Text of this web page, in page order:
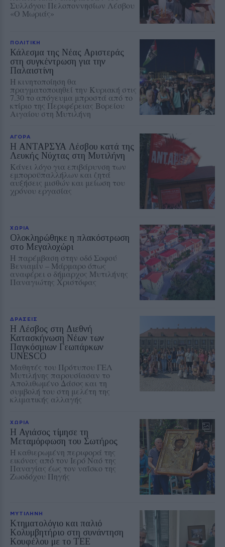
Συλλόγου Πελοποννησίων Λέσβου
«Ο Μωριάς»
ΠΟΛΙΤΙΚΗ
Κάλεσμα της Νέας Αριστεράς
στη συγκέντρωση για την
Παλαιστίνη
Η κινητοποίηση θα
πραγματοποιηθεί την Κυριακή στις
7.30 το απόγευμα μπροστά από το
κτίριο της Περιφέρειας Βορείου
Αιγαίου στη Μυτιλήνη
ΑΓΟΡΑ
Η ΑΝΤΑΡΣΥΑ Λέσβου κατά της
Λευκής Νύχτας στη Μυτιλήνη
Κάνει λόγο για επιβάρυνση των
εμποροϋπαλλήλων και ζητά
αυξήσεις μισθών και μείωση του
χρόνου εργασίας
ΧΩΡΙΑ
Ολοκληρώθηκε η πλακόστρωση
στο Μεγαλοχώρι
Η παρέμβαση στην οδό Σοφού
Βενιαμίν – Μάρμαρο όπως
αναφέρει ο δήμαρχος Μυτιλήνης
Παναγιώτης Χριστόφας
ΔΡΑΣΕΙΣ
Η Λέσβος στη Διεθνή
Κατασκήνωση Νέων των
Παγκόσμιων Γεωπάρκων
UNESCO
Μαθητές του Πρότυπου ΓΕΛ
Μυτιλήνης παρουσίασαν το
Απολιθωμένο Δάσος και τη
συμβολή του στη μελέτη της
κλιματικής αλλαγής
ΧΩΡΙΑ
Η Αγιάσος τίμησε τη
Μεταμόρφωση του Σωτήρος
Η καθιερωμένη περιφορά της
εικόνας από τον Ιερό Ναό της
Παναγίας έως τον ναΐσκο της
Ζωοδόχου Πηγής
ΜΥΤΙΛΗΝΗ
Κτηματολόγιο και παλιό
Κολυμβητήριο στη συνάντηση
Κουφέλου με το ΤΕΕ